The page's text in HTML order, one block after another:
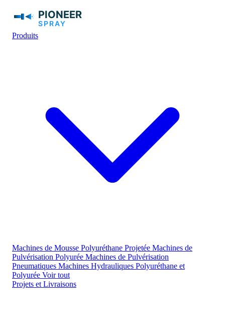
Produits
Machines de Mousse Polyuréthane Projetée Machines de
Pulvérisation Polyurée Machines de Pulvérisation
Pneumatiques Machines Hydrauliques Polyuréthane et
Polyurée Voir tout
Projets et Livraisons